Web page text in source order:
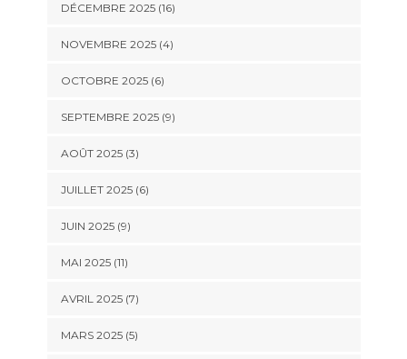
DÉCEMBRE 2025 (16)
NOVEMBRE 2025 (4)
OCTOBRE 2025 (6)
SEPTEMBRE 2025 (9)
AOÛT 2025 (3)
JUILLET 2025 (6)
JUIN 2025 (9)
MAI 2025 (11)
AVRIL 2025 (7)
MARS 2025 (5)